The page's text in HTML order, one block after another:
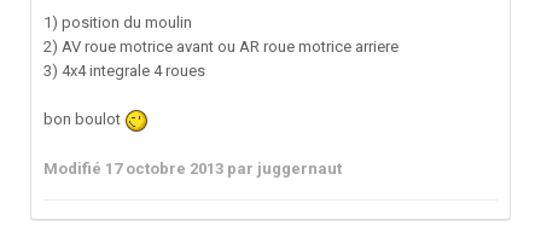
1) position du moulin
2) AV roue motrice avant ou AR roue motrice arriere
3) 4x4 integrale 4 roues
bon boulot
Modifié 17 octobre 2013 par juggernaut